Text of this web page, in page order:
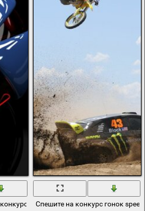
звука
Спешите на конкурс гонок